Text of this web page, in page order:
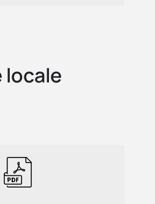
locale